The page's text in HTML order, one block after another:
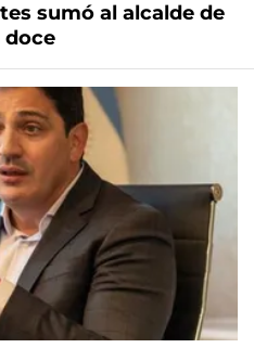
sumó al alcalde de
doce